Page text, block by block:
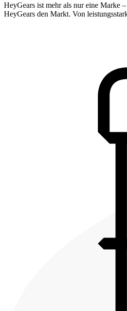
HeyGears ist mehr als nur eine Marke
HeyGears den Markt. Von